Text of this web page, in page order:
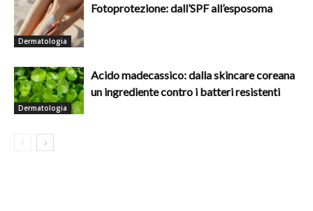
Dermatologia
Fotoprotezione: dall’SPF all’esposoma
Dermatologia
Acido madecassico: dalla skincare coreana
un ingrediente contro i batteri resistenti